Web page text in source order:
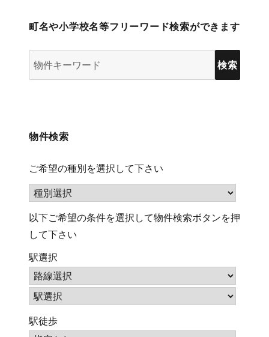
町名や小学校名等フリーワード検索ができます
ー
ー
ド)
物件検索
ご希望の種別を選択して下さい
以下ご希望の条件を選択して物件検索ボタンを押
して下さい
駅選択
駅徒歩